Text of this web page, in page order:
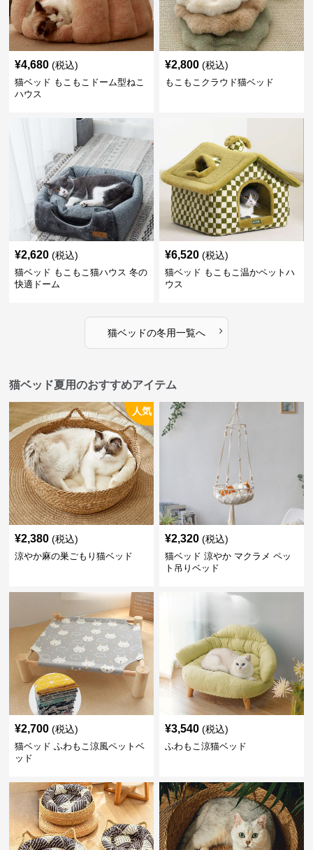
¥4,680 (税込)
猫ベッド もこもこドーム型ねこ
ハウス
¥2,800 (税込)
もこもこクラウド猫ベッド
¥2,620 (税込)
猫ベッド もこもこ猫ハウス 冬の
快適ドーム
¥6,520 (税込)
猫ベッド もこもこ温かペットハ
ウス
猫ベッドの冬用一覧へ ›
猫ベッド夏用のおすすめアイテム
人気
¥2,380 (税込)
涼やか麻の巣ごもり猫ベッド
¥2,320 (税込)
猫ベッド 涼やか マクラメ ペッ
ト吊りベッド
¥2,700 (税込)
猫ベッド ふわもこ涼風ペットベ
ッド
¥3,540 (税込)
ふわもこ涼猫ベッド